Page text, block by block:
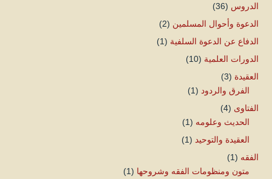
الدروس (36)
الدعوة وأحوال المسلمين (2)
الدفاع عن الدعوة السلفية (1)
الدورات العلمية (10)
العقيدة (3)
الفرق والردود (1)
الفتاوى (4)
الحديث وعلومه (1)
العقيدة والتوحيد (1)
الفقه (1)
متون ومنظومات الفقه وشروحها (1)